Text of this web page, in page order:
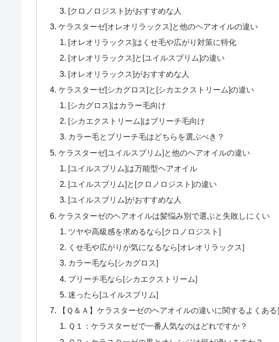
[クロノロジスト]がおすすめな人
ケラスターゼ[オレオリラックス]と他のヘアオイルの違い
[オレオリラックス]はくせ毛や広がり対策に特化
[オレオリラックス]と[ユイルスブリム]の違い
[オレオリラックス]がおすすめな人
ケラスターゼ[シカグロス]と[シカエクストリーム]の違い
[シカグロス]はカラー毛向け
[シカエクストリーム]はブリーチ毛向け
カラー毛とブリーチ毛はどちらを選ぶべき？
ケラスターゼ[ユイルスブリム]と他のヘアオイルの違い
[ユイルスブリム]は万能型ヘアオイル
[ユイルスブリム]と[クロノロジスト]の違い
[ユイルスブリム]がおすすめな人
ケラスターゼのヘアオイルは髪悩み別で選ぶと失敗しにくい
ツヤや高級感を求めるなら[クロノロジスト]
くせ毛や広がりが気になるなら[オレオリラックス]
カラー毛なら[シカグロス]
ブリーチ毛なら[シカエクストリーム]
迷ったら[ユイルスブリム]
【Ｑ＆Ａ】ケラスターゼのヘアオイルの違いに関するよくある
Ｑ１：ケラスターゼで一番人気なのはどれですか？